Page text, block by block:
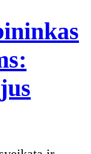
mūsų